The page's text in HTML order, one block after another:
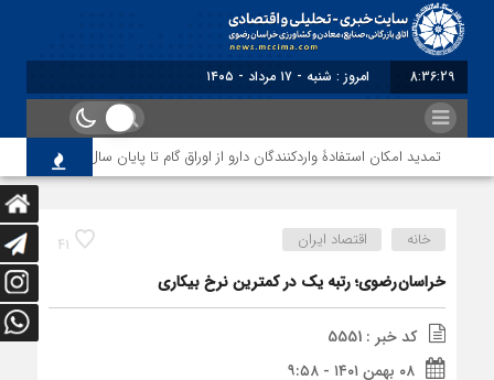
8:36:29 برابر با : Saturday - 8 August -
تمدید امکان استفادۀ واردکنندگان دارو از اوراق گام تا پایان سال
41 خانه اقتصاد ایران
خراسان رضوی؛ رتبه یک در کمترین نرخ بیکاری
کد خبر : 5551
۰۸ بهمن ۱۴۰۱ - ۹:۵۸